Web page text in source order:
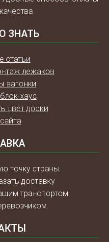
ЗНАТЬ
статьи
лежаков
вагонки
хаус
цвет доски
точку страны.
доставку
транспортом